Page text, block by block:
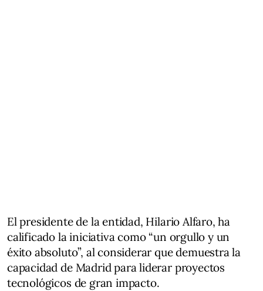
El presidente de la entidad, Hilario Alfaro, ha
calificado la iniciativa como “un orgullo y un
éxito absoluto”, al considerar que demuestra la
capacidad de Madrid para liderar proyectos
tecnológicos de gran impacto.